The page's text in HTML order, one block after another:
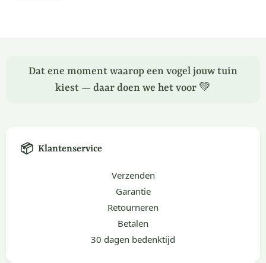
Dat ene moment waarop een vogel jouw tuin
kiest — daar doen we het voor 💚
📦 Klantenservice
Verzenden
Garantie
Retourneren
Betalen
30 dagen bedenktijd